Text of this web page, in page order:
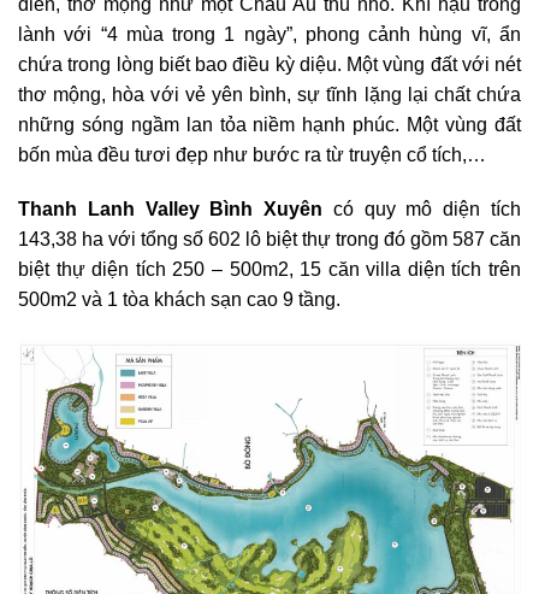
lành với “4 mùa trong 1 ngày”, phong cảnh hùng vĩ, ẩn
chứa trong lòng biết bao điều kỳ diệu. Một vùng đất với nét
thơ mộng, hòa với vẻ yên bình, sự tĩnh lặng lại chất chứa
những sóng ngầm lan tỏa niềm hạnh phúc. Một vùng đất
bốn mùa đều tươi đẹp như bước ra từ truyện cổ tích,…
Thanh Lanh Valley Bình Xuyên có quy mô diện tích
143,38 ha với tổng số 602 lô biệt thự trong đó gồm 587 căn
biệt thự diện tích 250 – 500m2, 15 căn villa diện tích trên
500m2 và 1 tòa khách sạn cao 9 tầng.